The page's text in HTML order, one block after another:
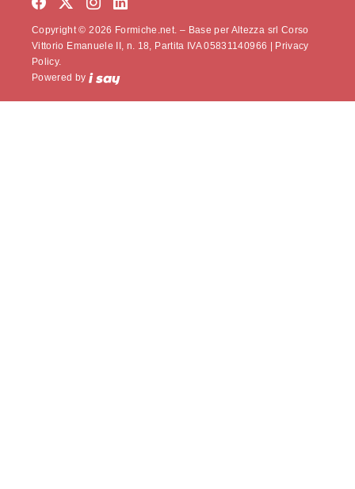
Copyright © 2026 Formiche.net. – Base per Altezza srl Corso
Vittorio Emanuele II, n. 18, Partita IVA 05831140966 |
Privacy
Policy.
Powered by